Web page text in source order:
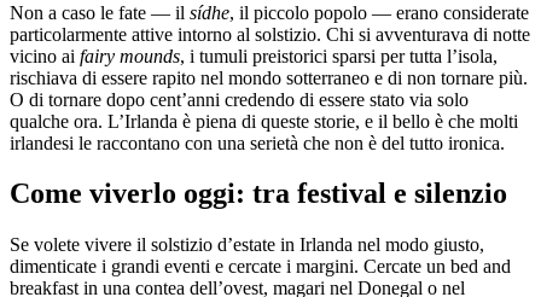
Non a caso le fate — il sídhe, il piccolo popolo — erano considerate
particolarmente attive intorno al solstizio. Chi si avventurava di notte
vicino ai fairy mounds, i tumuli preistorici sparsi per tutta l’isola,
rischiava di essere rapito nel mondo sotterraneo e di non tornare più.
O di tornare dopo cent’anni credendo di essere stato via solo
qualche ora. L’Irlanda è piena di queste storie, e il bello è che molti
irlandesi le raccontano con una serietà che non è del tutto ironica.
Come viverlo oggi: tra festival e silenzio
Se volete vivere il solstizio d’estate in Irlanda nel modo giusto,
dimenticate i grandi eventi e cercate i margini. Cercate un bed and
breakfast in una contea dell’ovest, magari nel Donegal o nel